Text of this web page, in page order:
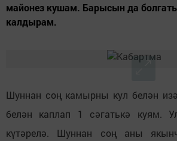
майонез кушам. Барысын да
калдырам.
Шуннан соң камырны кул белән
белән каплап 1 сәгатькә куям.
күтәрелә. Шуннан соң аны